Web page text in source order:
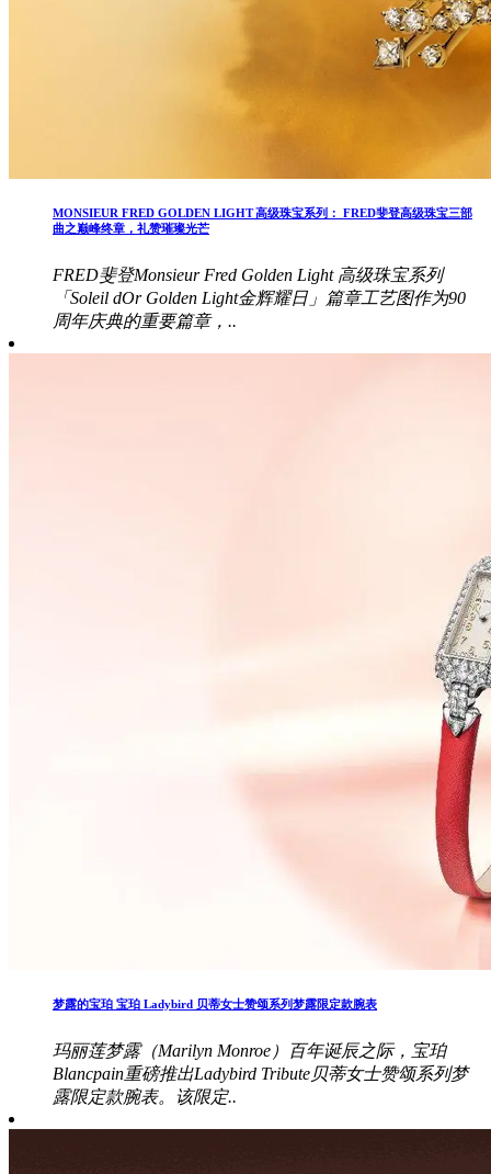
MONSIEUR FRED GOLDEN LIGHT 高级珠宝系列： FRED斐登高级珠宝三部
曲之巅峰终章，礼赞璀璨光芒
FRED斐登Monsieur Fred Golden Light 高级珠宝系列
「Soleil dOr Golden Light金辉耀日」篇章工艺图作为90
周年庆典的重要篇章，..
梦露的宝珀 宝珀 Ladybird 贝蒂女士赞颂系列梦露限定款腕表
玛丽莲梦露（Marilyn Monroe）百年诞辰之际，宝珀
Blancpain重磅推出Ladybird Tribute贝蒂女士赞颂系列梦
露限定款腕表。该限定..